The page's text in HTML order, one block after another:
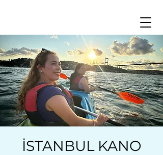
İSTANBUL KANO